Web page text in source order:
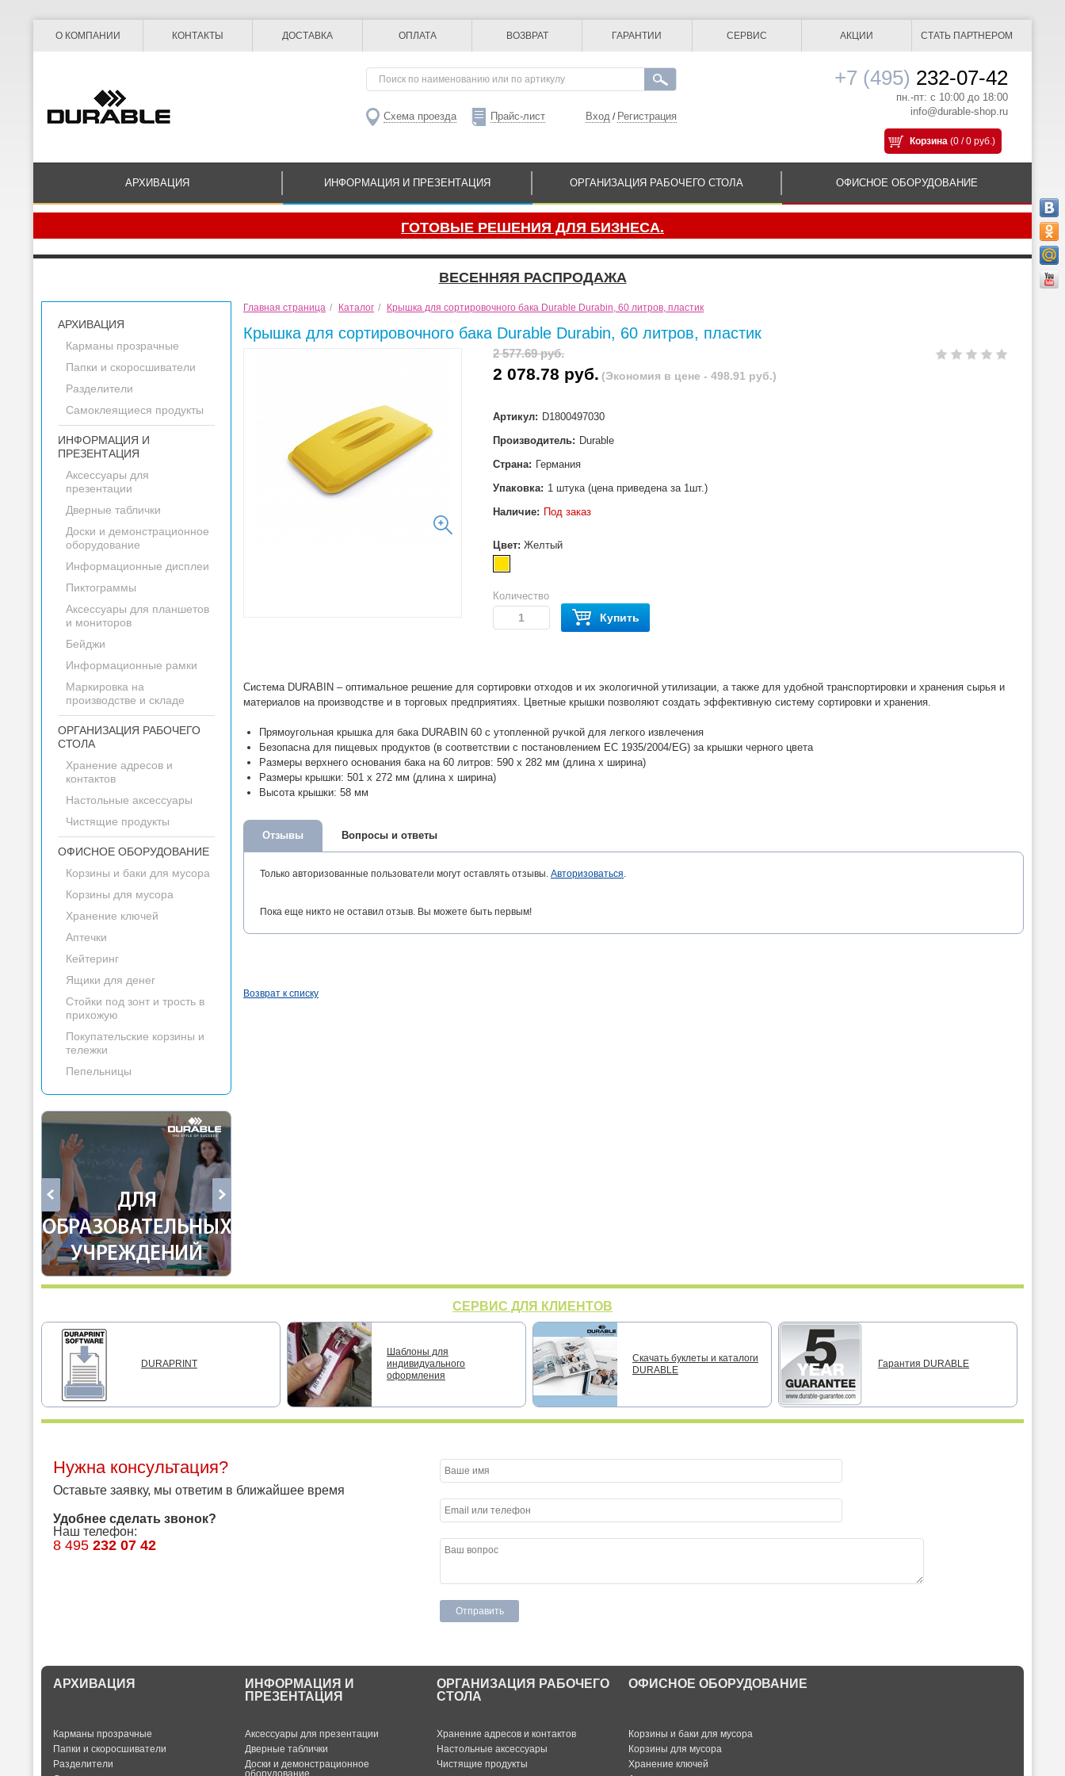
О КОМПАНИИ КОНТАКТЫ ДОСТАВКА ОПЛАТА ВОЗВРАТ ГАРАНТИИ СЕРВИС АКЦИИ СТАТЬ ПАРТНЕРОМ
Схема проезда Прайс-лист Вход / Регистрация
+7 (495) 232-07-42
пн.-пт: с 10:00 до 18:00
info@durable-shop.ru
Корзина (0 / 0 руб.)
АРХИВАЦИЯ ИНФОРМАЦИЯ И ПРЕЗЕНТАЦИЯ ОРГАНИЗАЦИЯ РАБОЧЕГО СТОЛА ОФИСНОЕ ОБОРУДОВАНИЕ
ГОТОВЫЕ РЕШЕНИЯ ДЛЯ БИЗНЕСА.
ВЕСЕННЯЯ РАСПРОДАЖА
АРХИВАЦИЯ
Карманы прозрачные
Папки и скоросшиватели
Разделители
Самоклеящиеся продукты
ИНФОРМАЦИЯ И
ПРЕЗЕНТАЦИЯ
Аксессуары для
презентации
Дверные таблички
Доски и демонстрационное
оборудование
Информационные дисплеи
Пиктограммы
Аксессуары для планшетов
и мониторов
Бейджи
Информационные рамки
Маркировка на
производстве и складе
ОРГАНИЗАЦИЯ РАБОЧЕГО
СТОЛА
Хранение адресов и
контактов
Настольные аксессуары
Чистящие продукты
ОФИСНОЕ ОБОРУДОВАНИЕ
Корзины и баки для мусора
Корзины для мусора
Хранение ключей
Аптечки
Кейтеринг
Ящики для денег
Стойки под зонт и трость в
прихожую
Покупательские корзины и
тележки
Пепельницы
Главная страница / Каталог / Крышка для сортировочного бака Durable Durabin, 60 литров, пластик
Крышка для сортировочного бака Durable Durabin, 60 литров, пластик
2 577.69 руб.
2 078.78 руб. (Экономия в цене - 498.91 руб.)
Артикул: D1800497030
Производитель: Durable
Страна: Германия
Упаковка: 1 штука (цена приведена за 1шт.)
Наличие: Под заказ
Цвет: Желтый
Количество
Купить
Система DURABIN – оптимальное решение для сортировки отходов и их экологичной утилизации, а также для удобной транспортировки и хранения сырья и
материалов на производстве и в торговых предприятиях. Цветные крышки позволяют создать эффективную систему сортировки и хранения.
Прямоугольная крышка для бака DURABIN 60 с утопленной ручкой для легкого извлечения
Безопасна для пищевых продуктов (в соответствии с постановлением ЕС 1935/2004/EG) за крышки черного цвета
Размеры верхнего основания бака на 60 литров: 590 x 282 мм (длина x ширина)
Размеры крышки: 501 х 272 мм (длина x ширина)
Высота крышки: 58 мм
Отзывы Вопросы и ответы
Только авторизованные пользователи могут оставлять отзывы. Авторизоваться.
Пока еще никто не оставил отзыв. Вы можете быть первым!
Возврат к списку
СЕРВИС ДЛЯ КЛИЕНТОВ
DURAPRINT
Шаблоны для
индивидуального
оформления
Скачать буклеты и каталоги
DURABLE
Гарантия DURABLE
Нужна консультация?
Оставьте заявку, мы ответим в ближайшее время
Удобнее сделать звонок?
Наш телефон:
8 495 232 07 42
АРХИВАЦИЯ
Карманы прозрачные
Папки и скоросшиватели
Разделители
ИНФОРМАЦИЯ И
ПРЕЗЕНТАЦИЯ
Аксессуары для презентации
Дверные таблички
Доски и демонстрационное
оборудование
ОРГАНИЗАЦИЯ РАБОЧЕГО
СТОЛА
Хранение адресов и контактов
Настольные аксессуары
Чистящие продукты
ОФИСНОЕ ОБОРУДОВАНИЕ
Корзины и баки для мусора
Корзины для мусора
Хранение ключей